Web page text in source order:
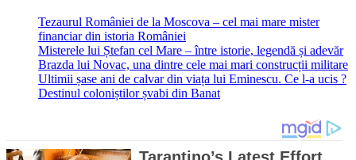
Tezaurul României de la Moscova – cel mai mare mister
financiar din istoria României
Misterele lui Ștefan cel Mare – între istorie, legendă și adevăr
Brazda lui Novac, una dintre cele mai mari construcții militare
Ultimii șase ani de calvar din viața lui Eminescu. Ce l-a ucis ?
Destinul coloniștilor șvabi din Banat